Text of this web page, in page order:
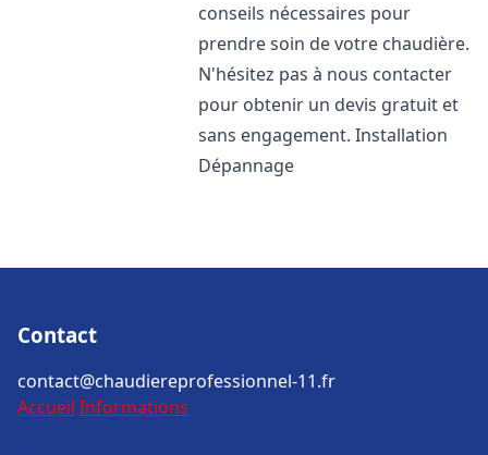
conseils nécessaires pour
prendre soin de votre chaudière.
N'hésitez pas à nous contacter
pour obtenir un devis gratuit et
sans engagement. Installation
Dépannage
Contact
contact@chaudiereprofessionnel-11.fr
Accueil Informations